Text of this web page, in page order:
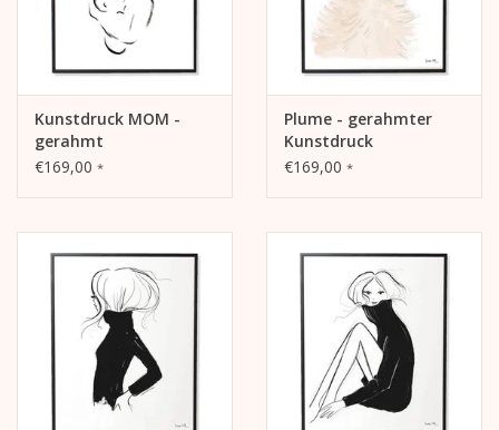
Kunstdruck MOM -
gerahmt
€169,00 *
Plume - gerahmter
Kunstdruck
€169,00 *